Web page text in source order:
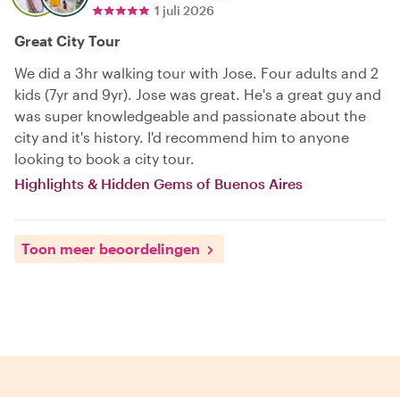
1 juli 2026
Great City Tour
We did a 3hr walking tour with Jose. Four adults and 2
kids (7yr and 9yr). Jose was great. He's a great guy and
was super knowledgeable and passionate about the
city and it's history. I'd recommend him to anyone
looking to book a city tour.
Highlights & Hidden Gems of Buenos Aires
Toon meer beoordelingen